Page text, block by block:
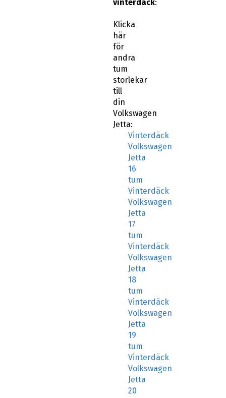
vinterdäck:
Klicka
här
för
andra
tum
storlekar
till
din
Volkswagen
Jetta:
Vinterdäck
Volkswagen
Jetta
16
tum
Vinterdäck
Volkswagen
Jetta
17
tum
Vinterdäck
Volkswagen
Jetta
18
tum
Vinterdäck
Volkswagen
Jetta
19
tum
Vinterdäck
Volkswagen
Jetta
20